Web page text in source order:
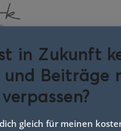
Fisch
in Zukunft
und Beiträge
verpassen?
gleich für meinen